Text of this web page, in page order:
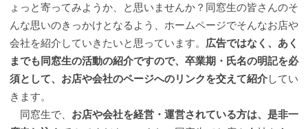
ょっと寄ってみようか、と思いませんか？同窓生の皆さんのそ
んな思いのきっかけとなるよう、ホームページでそんなお店や
会社を紹介していきたいと思っています。 広告ではなく、あく
までも同窓生の活動の紹介ですので、卒業期・氏名の明記を必
須として、お店や会社のページへのリンクを交えて紹介してい
きます。
同窓生で、 お店や会社を経営・運営されている方は、是非一